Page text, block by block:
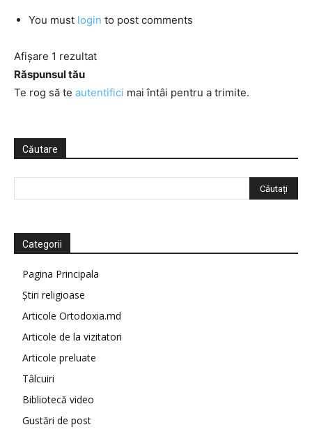
You must login to post comments
Afișare 1 rezultat
Răspunsul tău
Te rog să te autentifici mai întâi pentru a trimite.
Căutare
Categorii
Pagina Principala
Știri religioase
Articole Ortodoxia.md
Articole de la vizitatori
Articole preluate
Tâlcuiri
Bibliotecă video
Gustări de post